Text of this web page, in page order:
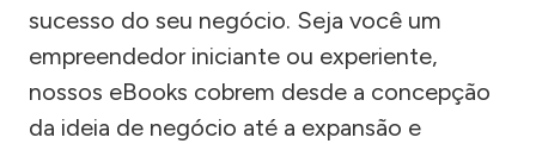
sucesso do seu negócio. Seja você um
empreendedor iniciante ou experiente,
nossos eBooks cobrem desde a concepção
da ideia de negócio até a expansão e